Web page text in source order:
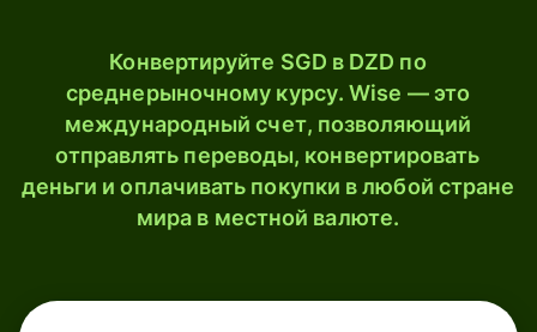
Конвертируйте SGD в DZD по
среднерыночному курсу. Wise — это
международный счет, позволяющий
отправлять переводы, конвертировать
деньги и оплачивать покупки в любой стране
мира в местной валюте.